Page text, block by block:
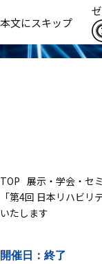
本文にスキップ
製
生
体
信
ー
研究用
ヒト・人
展示・学
TOP 展示・学会・セ
「第4回 日本リハビ
いたします
開催日：終了